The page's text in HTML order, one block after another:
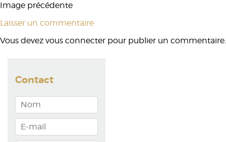
Image précédente
Laisser un commentaire
Vous devez vous connecter pour publier un commentaire.
Contact